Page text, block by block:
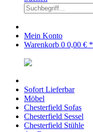
Mein Konto
Warenkorb 0 0,00 € *
Sofort Lieferbar
Möbel
Chesterfield Sofas
Chesterfield Sessel
Chesterfield Stühle